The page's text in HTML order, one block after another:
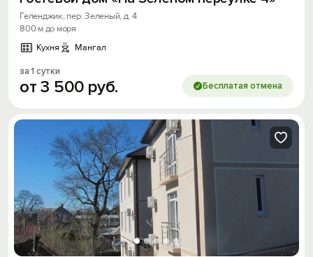
Геленджик, пер. Зеленый, д. 4
800 м до моря
Кухня
Мангал
за 1 сутки
от3 500 руб. Бесплатая отмена